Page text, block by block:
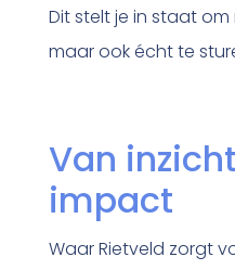
Dit stelt je in staat
maar ook écht te
Van
impact
Waar Rietveld zorgt